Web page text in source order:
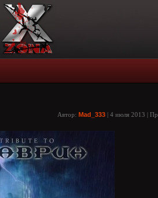
Автор: Mad_333 | 4 июля 2013 |